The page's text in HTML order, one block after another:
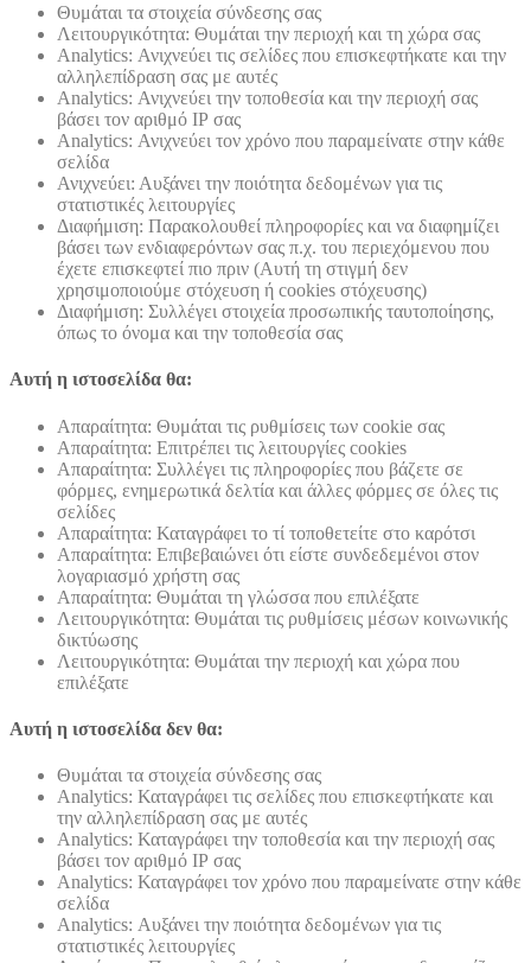
Θυμάται τα στοιχεία σύνδεσης σας
Λειτουργικότητα: Θυμάται την περιοχή και τη χώρα σας
Analytics: Ανιχνεύει τις σελίδες που επισκεφτήκατε και την
αλληλεπίδραση σας με αυτές
Analytics: Ανιχνεύει την τοποθεσία και την περιοχή σας
βάσει τον αριθμό ΙΡ σας
Analytics: Ανιχνεύει τον χρόνο που παραμείνατε στην κάθε
σελίδα
Ανιχνεύει: Αυξάνει την ποιότητα δεδομένων για τις
στατιστικές λειτουργίες
Διαφήμιση: Παρακολουθεί πληροφορίες και να διαφημίζει
βάσει των ενδιαφερόντων σας π.χ. του περιεχόμενου που
έχετε επισκεφτεί πιο πριν (Αυτή τη στιγμή δεν
χρησιμοποιούμε στόχευση ή cookies στόχευσης)
Διαφήμιση: Συλλέγει στοιχεία προσωπικής ταυτοποίησης,
όπως το όνομα και την τοποθεσία σας
Αυτή η ιστοσελίδα θα:
Απαραίτητα: Θυμάται τις ρυθμίσεις των cookie σας
Απαραίτητα: Επιτρέπει τις λειτουργίες cookies
Απαραίτητα: Συλλέγει τις πληροφορίες που βάζετε σε
φόρμες, ενημερωτικά δελτία και άλλες φόρμες σε όλες τις
σελίδες
Απαραίτητα: Καταγράφει το τί τοποθετείτε στο καρότσι
Απαραίτητα: Επιβεβαιώνει ότι είστε συνδεδεμένοι στον
λογαριασμό χρήστη σας
Απαραίτητα: Θυμάται τη γλώσσα που επιλέξατε
Λειτουργικότητα: Θυμάται τις ρυθμίσεις μέσων κοινωνικής
δικτύωσης
Λειτουργικότητα: Θυμάται την περιοχή και χώρα που
επιλέξατε
Αυτή η ιστοσελίδα δεν θα:
Θυμάται τα στοιχεία σύνδεσης σας
Analytics: Καταγράφει τις σελίδες που επισκεφτήκατε και
την αλληλεπίδραση σας με αυτές
Analytics: Καταγράφει την τοποθεσία και την περιοχή σας
βάσει τον αριθμό ΙΡ σας
Analytics: Καταγράφει τον χρόνο που παραμείνατε στην κάθε
σελίδα
Analytics: Αυξάνει την ποιότητα δεδομένων για τις
στατιστικές λειτουργίες